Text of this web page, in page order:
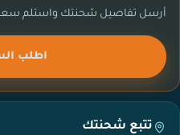
أرسل تفاصيل شحنتك واستلم سعراً
اطلب
تتبع شحنتك